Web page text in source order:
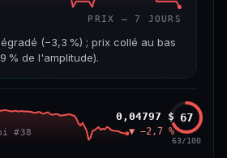
PRIX — 7 JOURS
(−3,3 %) ; prix collé au bas
% de l'amplitude).
VAR. 30 J
#38
0,04797 $
▼ −2,7 %
67
63/100